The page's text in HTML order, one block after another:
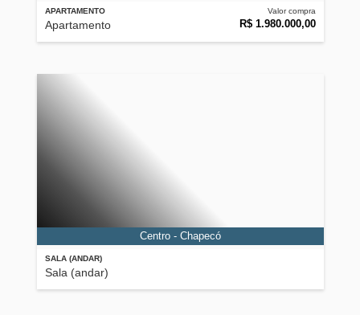
APARTAMENTO
Apartamento
Valor compra
R$ 1.980.000,00
SALA (ANDAR)
Sala (andar)
Centro - Chapecó